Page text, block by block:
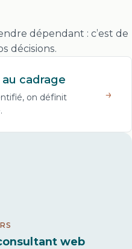
dépendant : c’est de
décisions.
cadrage
on définit
→
web